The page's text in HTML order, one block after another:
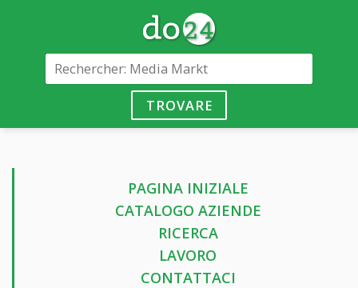
TROVARE
PAGINA INIZIALE
CATALOGO AZIENDE
RICERCA
LAVORO
CONTATTACI